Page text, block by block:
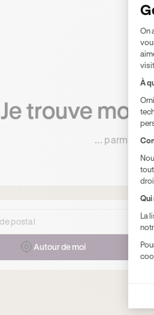
Je trouve mon
... parmi de
Autour de moi
On
À
Qui
La